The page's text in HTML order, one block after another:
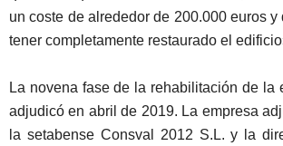
un coste de alrededor de 200.000 euros y
tener completamente restaurado el
La novena fase de la rehabilitación de la
adjudicó en abril de 2019. La empresa
la setabense Consval 2012 S.L. y la